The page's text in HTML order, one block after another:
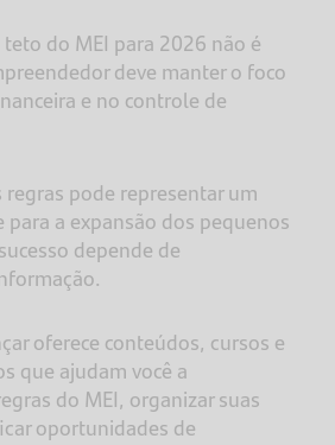
do MEI para 2026 não é
deve manter o foco
e no controle de
pode representar um
a expansão dos pequenos
depende de
oferece conteúdos, cursos e
que ajudam você a
do MEI, organizar suas
oportunidades de